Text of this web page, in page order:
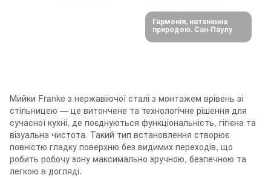
Гармонія, натхненна
природою. Сан-Паулу
Мийки Franke з нержавіючої сталі з монтажем врівень зі
стільницею — це витончене та технологічне рішення для
сучасної кухні, де поєднуються функціональність, гігієна та
візуальна чистота. Такий тип встановлення створює
повністю гладку поверхню без видимих переходів, що
робить робочу зону максимально зручною, безпечною та
легкою в догляді.